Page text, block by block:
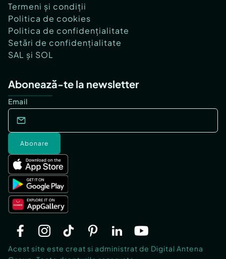
Termeni și condiții
Politica de cookies
Politica de confidențialitate
Setări de confidențialitate
SAL și SOL
Abonează-te la newsletter
Email
Abonare
Acest site este creat si administrat de Digital Antena